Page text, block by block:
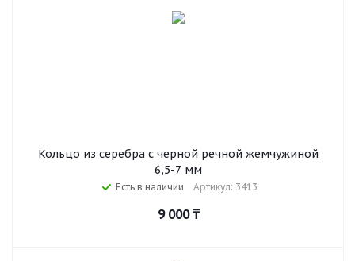
Кольцо из серебра с черной речной жемчужиной
6,5-7 мм
Есть в наличии Артикул: 3413
9 000₸